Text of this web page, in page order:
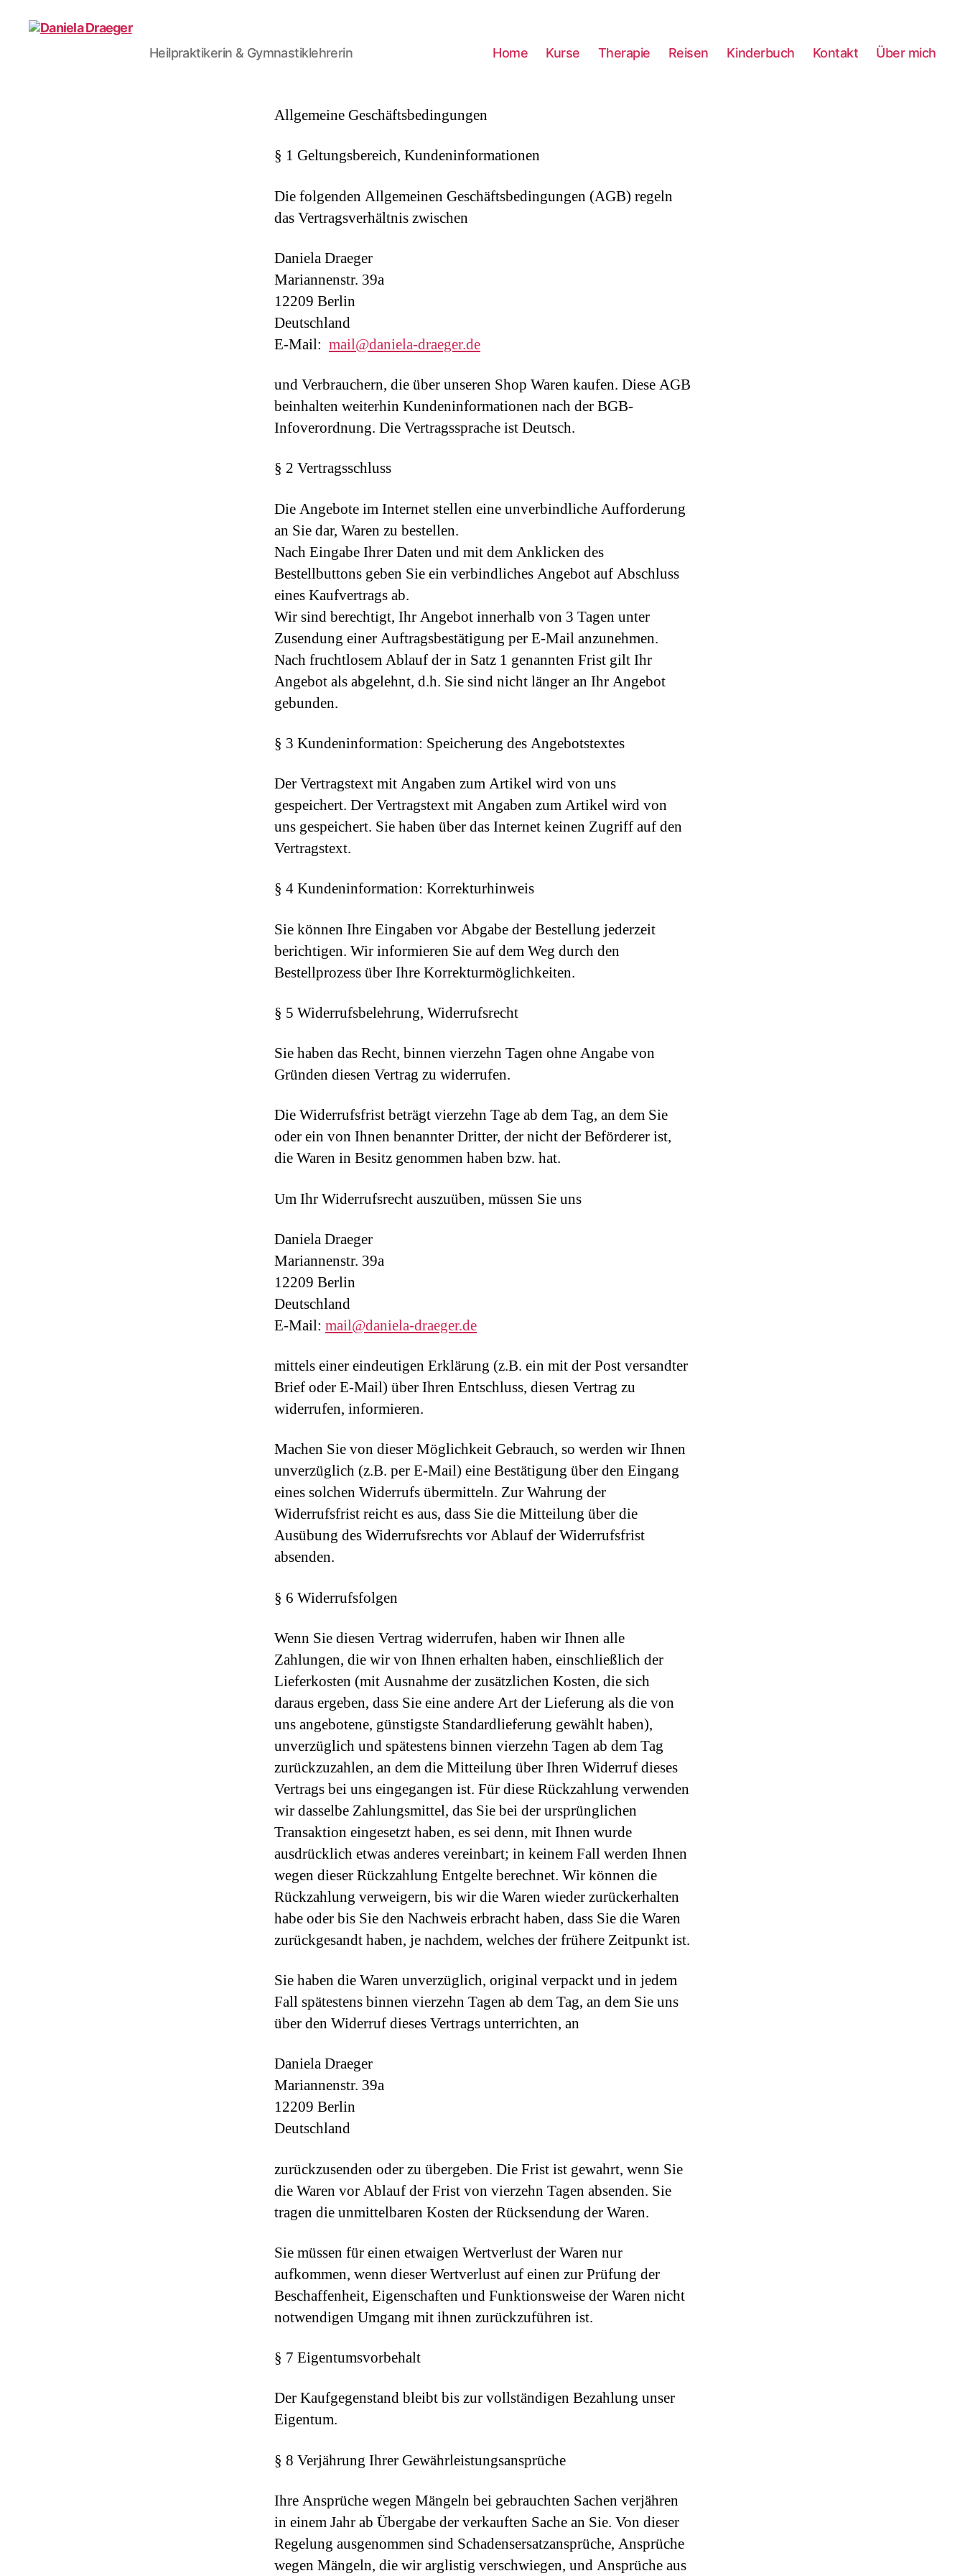
Heilpraktikerin & Gymnastiklehrerin Home Kurse Therapie Reisen Kinderbuch Kontakt Über mich
Allgemeine Geschäftsbedingungen
§ 1 Geltungsbereich, Kundeninformationen
Die folgenden Allgemeinen Geschäftsbedingungen (AGB) regeln
das Vertragsverhältnis zwischen
Daniela Draeger
Mariannenstr. 39a
12209 Berlin
Deutschland
E-Mail: mail@daniela-draeger.de
und Verbrauchern, die über unseren Shop Waren kaufen. Diese AGB
beinhalten weiterhin Kundeninformationen nach der BGB-
Infoverordnung. Die Vertragssprache ist Deutsch.
§ 2 Vertragsschluss
Die Angebote im Internet stellen eine unverbindliche Aufforderung
an Sie dar, Waren zu bestellen.
Nach Eingabe Ihrer Daten und mit dem Anklicken des
Bestellbuttons geben Sie ein verbindliches Angebot auf Abschluss
eines Kaufvertrags ab.
Wir sind berechtigt, Ihr Angebot innerhalb von 3 Tagen unter
Zusendung einer Auftragsbestätigung per E-Mail anzunehmen.
Nach fruchtlosem Ablauf der in Satz 1 genannten Frist gilt Ihr
Angebot als abgelehnt, d.h. Sie sind nicht länger an Ihr Angebot
gebunden.
§ 3 Kundeninformation: Speicherung des Angebotstextes
Der Vertragstext mit Angaben zum Artikel wird von uns
gespeichert. Der Vertragstext mit Angaben zum Artikel wird von
uns gespeichert. Sie haben über das Internet keinen Zugriff auf den
Vertragstext.
§ 4 Kundeninformation: Korrekturhinweis
Sie können Ihre Eingaben vor Abgabe der Bestellung jederzeit
berichtigen. Wir informieren Sie auf dem Weg durch den
Bestellprozess über Ihre Korrekturmöglichkeiten.
§ 5 Widerrufsbelehrung, Widerrufsrecht
Sie haben das Recht, binnen vierzehn Tagen ohne Angabe von
Gründen diesen Vertrag zu widerrufen.
Die Widerrufsfrist beträgt vierzehn Tage ab dem Tag, an dem Sie
oder ein von Ihnen benannter Dritter, der nicht der Beförderer ist,
die Waren in Besitz genommen haben bzw. hat.
Um Ihr Widerrufsrecht auszuüben, müssen Sie uns
Daniela Draeger
Mariannenstr. 39a
12209 Berlin
Deutschland
E-Mail: mail@daniela-draeger.de
mittels einer eindeutigen Erklärung (z.B. ein mit der Post versandter
Brief oder E-Mail) über Ihren Entschluss, diesen Vertrag zu
widerrufen, informieren.
Machen Sie von dieser Möglichkeit Gebrauch, so werden wir Ihnen
unverzüglich (z.B. per E-Mail) eine Bestätigung über den Eingang
eines solchen Widerrufs übermitteln. Zur Wahrung der
Widerrufsfrist reicht es aus, dass Sie die Mitteilung über die
Ausübung des Widerrufsrechts vor Ablauf der Widerrufsfrist
absenden.
§ 6 Widerrufsfolgen
Wenn Sie diesen Vertrag widerrufen, haben wir Ihnen alle
Zahlungen, die wir von Ihnen erhalten haben, einschließlich der
Lieferkosten (mit Ausnahme der zusätzlichen Kosten, die sich
daraus ergeben, dass Sie eine andere Art der Lieferung als die von
uns angebotene, günstigste Standardlieferung gewählt haben),
unverzüglich und spätestens binnen vierzehn Tagen ab dem Tag
zurückzuzahlen, an dem die Mitteilung über Ihren Widerruf dieses
Vertrags bei uns eingegangen ist. Für diese Rückzahlung verwenden
wir dasselbe Zahlungsmittel, das Sie bei der ursprünglichen
Transaktion eingesetzt haben, es sei denn, mit Ihnen wurde
ausdrücklich etwas anderes vereinbart; in keinem Fall werden Ihnen
wegen dieser Rückzahlung Entgelte berechnet. Wir können die
Rückzahlung verweigern, bis wir die Waren wieder zurückerhalten
habe oder bis Sie den Nachweis erbracht haben, dass Sie die Waren
zurückgesandt haben, je nachdem, welches der frühere Zeitpunkt ist.
Sie haben die Waren unverzüglich, original verpackt und in jedem
Fall spätestens binnen vierzehn Tagen ab dem Tag, an dem Sie uns
über den Widerruf dieses Vertrags unterrichten, an
Daniela Draeger
Mariannenstr. 39a
12209 Berlin
Deutschland
zurückzusenden oder zu übergeben. Die Frist ist gewahrt, wenn Sie
die Waren vor Ablauf der Frist von vierzehn Tagen absenden. Sie
tragen die unmittelbaren Kosten der Rücksendung der Waren.
Sie müssen für einen etwaigen Wertverlust der Waren nur
aufkommen, wenn dieser Wertverlust auf einen zur Prüfung der
Beschaffenheit, Eigenschaften und Funktionsweise der Waren nicht
notwendigen Umgang mit ihnen zurückzuführen ist.
§ 7 Eigentumsvorbehalt
Der Kaufgegenstand bleibt bis zur vollständigen Bezahlung unser
Eigentum.
§ 8 Verjährung Ihrer Gewährleistungsansprüche
Ihre Ansprüche wegen Mängeln bei gebrauchten Sachen verjähren
in einem Jahr ab Übergabe der verkauften Sache an Sie. Von dieser
Regelung ausgenommen sind Schadensersatzansprüche, Ansprüche
wegen Mängeln, die wir arglistig verschwiegen, und Ansprüche aus